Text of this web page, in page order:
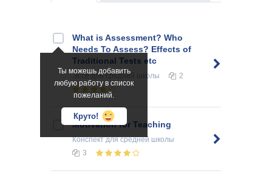
Ты можешь добавить
любую работу в список
пожеланий.
Круто!
What is Assessment? Who
Needs To Assess? Effects of
Traditional Tests etc
Эсседля средней школы 2
Motivation for Teaching
Конспектдля средней школы
3